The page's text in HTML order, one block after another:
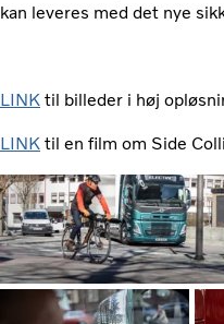
kan leveres med det nye
LINK til billeder i høj
LINK til en film om Side